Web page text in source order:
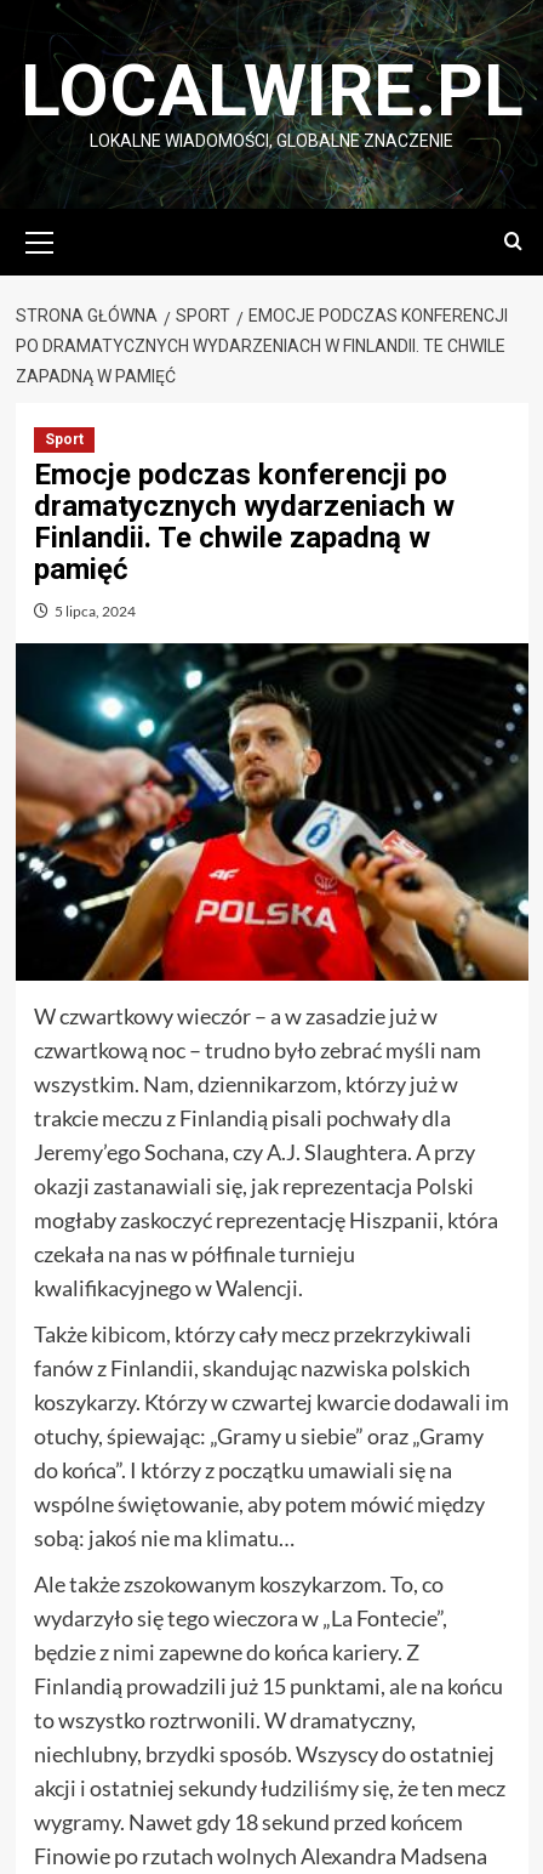
Przejdź
LOCALWIRE.PL
LOKALNE WIADOMOŚCI, GLOBALNE ZNACZENIE
główne
STRONA GŁÓWNA SPORT
EMOCJE PODCZAS KONFERENCJI
PO DRAMATYCZNYCH WYDARZENIACH W FINLANDII. TE CHWILE
ZAPADNĄ W PAMIĘĆ
Sport
Emocje podczas konferencji po
dramatycznych wydarzeniach w
Finlandii. Te chwile zapadną w
pamięć
5 lipca, 2024
W czwartkowy wieczór – a w zasadzie już w
czwartkową noc – trudno było zebrać myśli nam
wszystkim. Nam, dziennikarzom, którzy już w
trakcie meczu z Finlandią pisali pochwały dla
Jeremy’ego Sochana, czy A.J. Slaughtera. A przy
okazji zastanawiali się, jak reprezentacja Polski
mogłaby zaskoczyć reprezentację Hiszpanii, która
czekała na nas w półfinale turnieju
kwalifikacyjnego w Walencji.
Także kibicom, którzy cały mecz przekrzykiwali
fanów z Finlandii, skandując nazwiska polskich
koszykarzy. Którzy w czwartej kwarcie dodawali im
otuchy, śpiewając: „Gramy u siebie” oraz „Gramy
do końca”. I którzy z początku umawiali się na
wspólne świętowanie, aby potem mówić między
sobą: jakoś nie ma klimatu…
Ale także zszokowanym koszykarzom. To, co
wydarzyło się tego wieczora w „La Fontecie”,
będzie z nimi zapewne do końca kariery. Z
Finlandią prowadzili już 15 punktami, ale na końcu
to wszystko roztrwonili. W dramatyczny,
niechlubny, brzydki sposób. Wszyscy do ostatniej
akcji i ostatniej sekundy łudziliśmy się, że ten mecz
wygramy. Nawet gdy 18 sekund przed końcem
Finowie po rzutach wolnych Alexandra Madsena